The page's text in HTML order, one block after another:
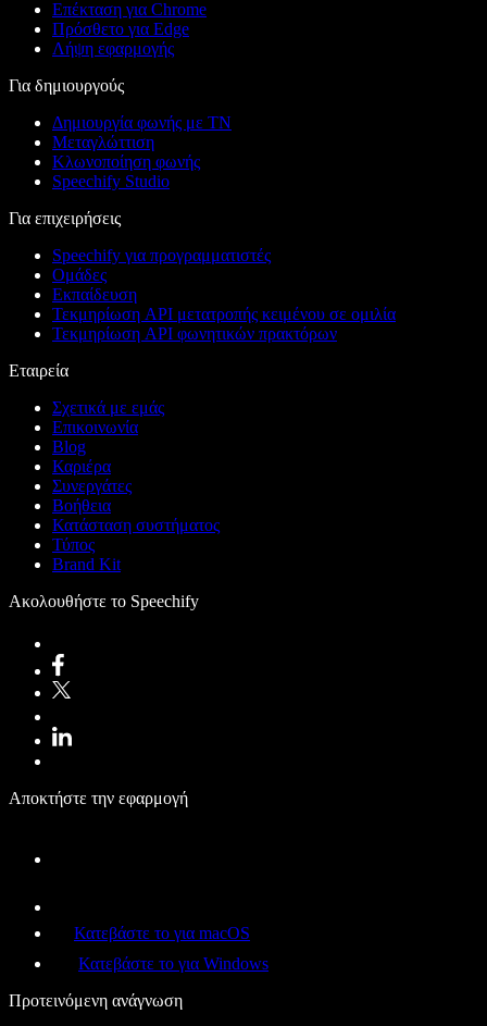
Επέκταση για Chrome
Πρόσθετο για Edge
Λήψη εφαρμογής
Για δημιουργούς
Δημιουργία φωνής με ΤΝ
Μεταγλώττιση
Κλωνοποίηση φωνής
Speechify Studio
Για επιχειρήσεις
Speechify για προγραμματιστές
Ομάδες
Εκπαίδευση
Τεκμηρίωση API μετατροπής κειμένου σε ομιλία
Τεκμηρίωση API φωνητικών πρακτόρων
Εταιρεία
Σχετικά με εμάς
Επικοινωνία
Blog
Καριέρα
Συνεργάτες
Βοήθεια
Κατάσταση συστήματος
Τύπος
Brand Kit
Ακολουθήστε το Speechify
Αποκτήστε την εφαρμογή
Κατεβάστε το για macOS
Κατεβάστε το για Windows
Προτεινόμενη ανάγνωση